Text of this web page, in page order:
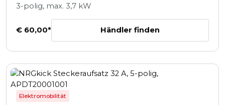
3-polig, max. 3,7 kW
€ 60,00* Händler finden
Elektromobilität